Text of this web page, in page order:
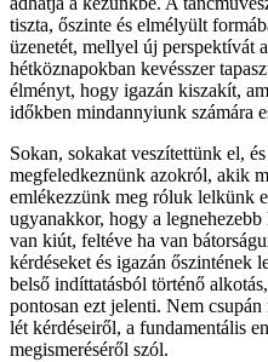
tiszta, őszinte és elmélyült
üzenetét, mellyel új perspektívát
hétköznapokban kevésszer
élményt, hogy igazán kiszakít,
időkben mindannyiunk számára
Sokan, sokakat veszítettünk el,
megfeledkeznünk azokról, akik
emlékezzünk meg róluk lelkünk
ugyanakkor, hogy a
van kiút, feltéve ha van
kérdéseket és igazán őszintének
belső indíttatásból történő
pontosan ezt jelenti. Nem
lét kérdéseiről, a fundamentális
megismeréséről szól.